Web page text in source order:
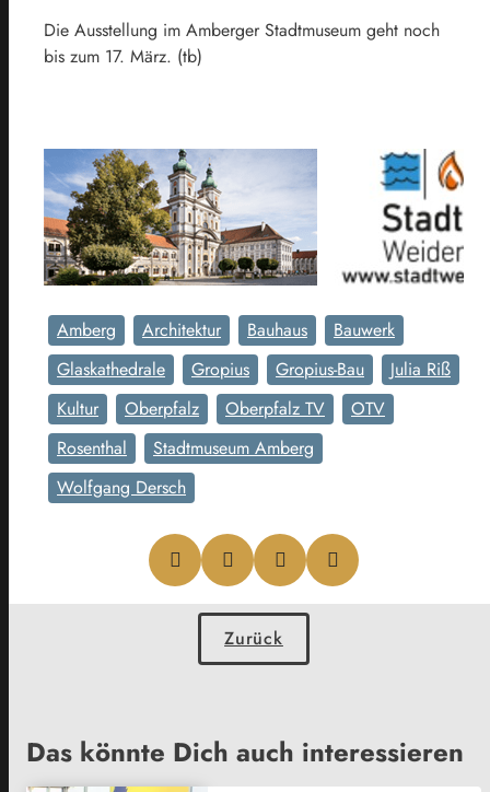
Die Ausstellung im Amberger Stadtmuseum geht noch
bis zum 17. März. (tb)
Amberg Architektur Bauhaus
Bauwerk
Glaskathedrale
Gropius Gropius-Bau
Julia Riß
Kultur
Oberpfalz Oberpfalz TV
OTV
Rosenthal
Stadtmuseum Amberg
Wolfgang Dersch
Zurück
Das könnte Dich auch interessieren